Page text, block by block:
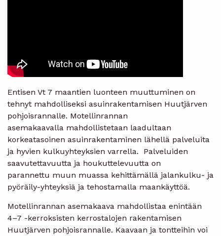
Entisen Vt 7 maantien luonteen muuttuminen on
tehnyt mahdolliseksi asuinrakentamisen Huutjärven
pohjoisrannalle. Motellinrannan
asemakaavalla mahdollistetaan laadultaan
korkeatasoinen asuinrakentaminen lähellä palveluita
ja hyvien kulkuyhteyksien varrella. Palveluiden
saavutettavuutta ja houkuttelevuutta on
parannettu muun muassa kehittämällä jalankulku- ja
pyöräily-yhteyksiä ja tehostamalla maankäyttöä.
Motellinrannan asemakaava mahdollistaa enintään
4–7 -kerroksisten kerrostalojen rakentamisen
Huutjärven pohjoisrannalle. Kaavaan ja tontteihin voi